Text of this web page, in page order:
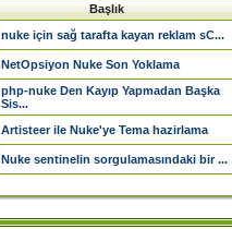
Başlık
nuke için sağ tarafta kayan reklam sC...
NetOpsiyon Nuke Son Yoklama
php-nuke Den Kayıp Yapmadan Başka
Sis...
Artisteer ile Nuke'ye Tema hazirlama
Nuke sentinelin sorgulamasındaki bir ...